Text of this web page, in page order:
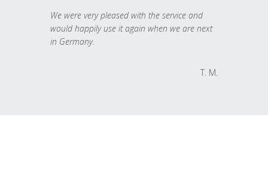
We were very pleased with the service and
would happily use it again when we are next
in Germany.
T. M.